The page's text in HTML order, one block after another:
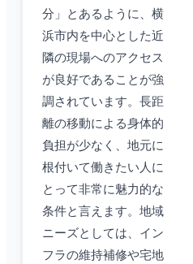
分」とあるように、横
浜市内を中心とした近
隣の現場へのアクセス
が良好であることが強
調されています。長距
離の移動による身体的
負担が少なく、地元に
根付いて働きたい人に
とって非常に魅力的な
条件と言えます。地域
ニーズとしては、イン
フラの維持補修や宅地